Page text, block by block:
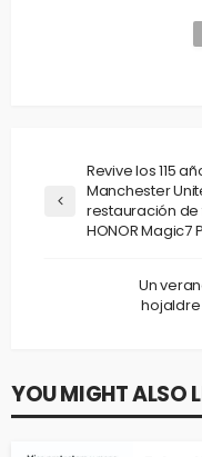
Revive los 115
Manchester
restauración de
HONOR Magic7
Un
YOU MIGHT ALSO